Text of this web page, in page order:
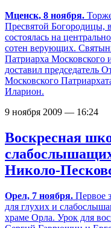
Мценск, 8 ноября.
Пресвятой Богородицы,
состоялась на
сотен верующих.
Патриарха Московского
доставил председатель
Московского
Иларион.
9 ноября 2009 — 16:24
Воскресная
Николо-
Орел, 7 ноября. Первое
для глухих и
храме Орла. Урок для